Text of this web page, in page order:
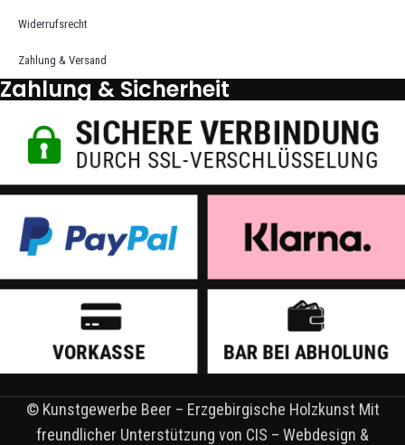
Widerrufsrecht
Zahlung & Versand
Zahlung & Sicherheit
© Kunstgewerbe Beer – Erzgebirgische Holzkunst Mit
freundlicher Unterstützung von CIS – Webdesign &